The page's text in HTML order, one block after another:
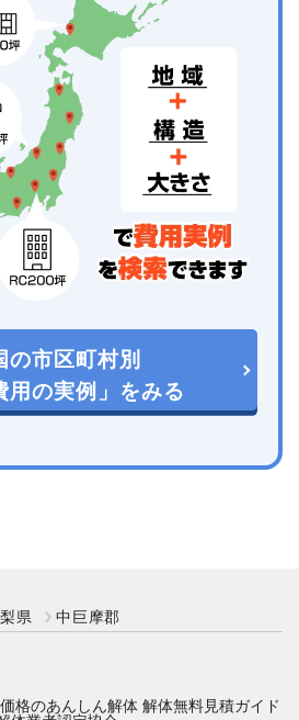
の市区町村別
用の実例」をみる
県 中巨摩郡